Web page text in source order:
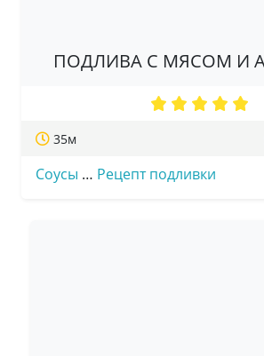
ПОДЛИВА С МЯСОМ И
35м
Соусы … Рецепт подливки